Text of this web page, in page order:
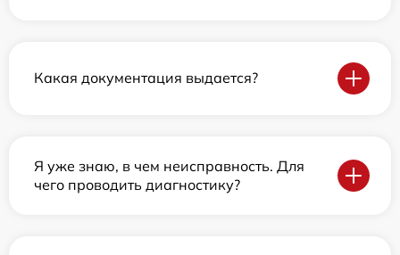
Какая документация выдается?
Я уже знаю, в чем неисправность. Для
чего проводить диагностику?